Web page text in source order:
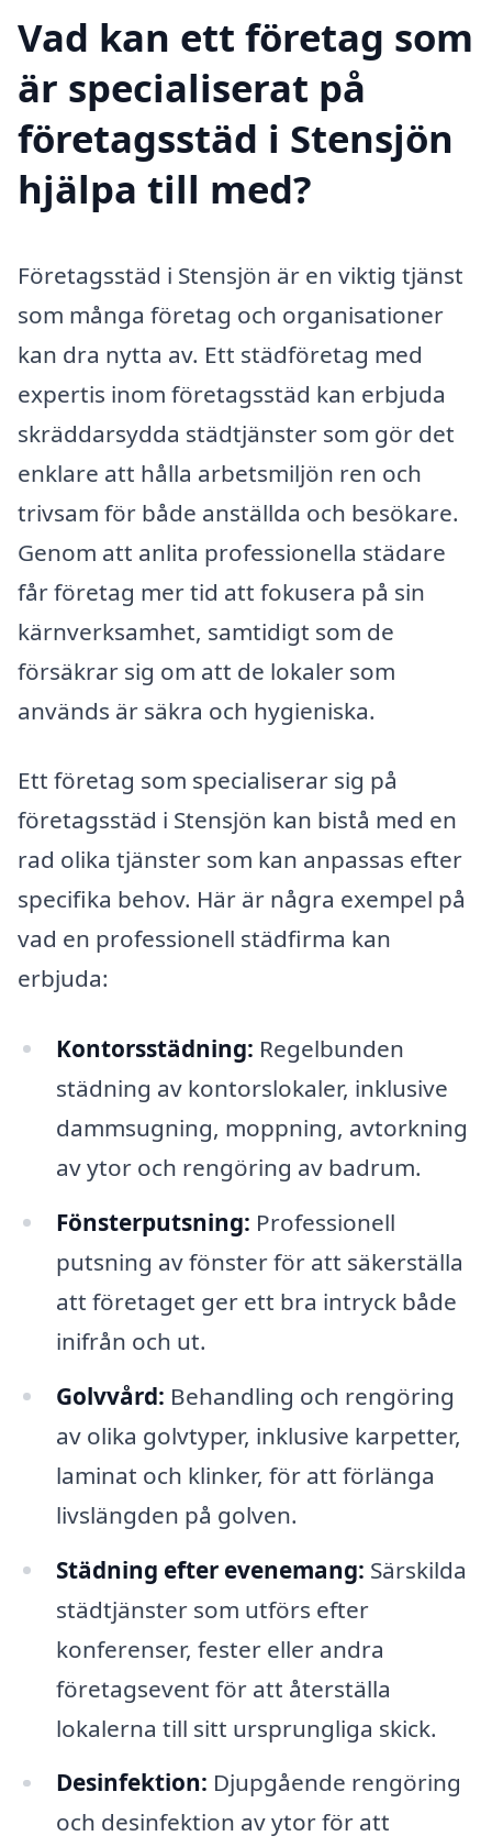
Vad kan ett företag som
är specialiserat på
företagsstäd i Stensjön
hjälpa till med?
Företagsstäd i Stensjön är en viktig tjänst
som många företag och organisationer
kan dra nytta av. Ett städföretag med
expertis inom företagsstäd kan erbjuda
skräddarsydda städtjänster som gör det
enklare att hålla arbetsmiljön ren och
trivsam för både anställda och besökare.
Genom att anlita professionella städare
får företag mer tid att fokusera på sin
kärnverksamhet, samtidigt som de
försäkrar sig om att de lokaler som
används är säkra och hygieniska.
Ett företag som specialiserar sig på
företagsstäd i Stensjön kan bistå med en
rad olika tjänster som kan anpassas efter
specifika behov. Här är några exempel på
vad en professionell städfirma kan
erbjuda:
Kontorsstädning: Regelbunden
städning av kontorslokaler, inklusive
dammsugning, moppning, avtorkning
av ytor och rengöring av badrum.
Fönsterputsning: Professionell
putsning av fönster för att säkerställa
att företaget ger ett bra intryck både
inifrån och ut.
Golvvård: Behandling och rengöring
av olika golvtyper, inklusive karpetter,
laminat och klinker, för att förlänga
livslängden på golven.
Städning efter evenemang: Särskilda
städtjänster som utförs efter
konferenser, fester eller andra
företagsevent för att återställa
lokalerna till sitt ursprungliga skick.
Desinfektion: Djupgående rengöring
och desinfektion av ytor för att